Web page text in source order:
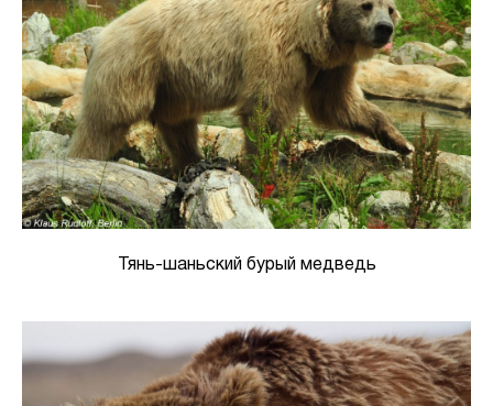
Тянь-шаньский бурый медведь